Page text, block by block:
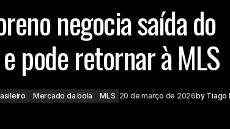
negocia saída do
pode retornar à MLS
Mercado da bola MLS 20 de março de 2026by Tiago